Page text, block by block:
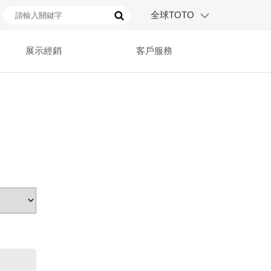
全球TOTO
展示經銷 客戶服務